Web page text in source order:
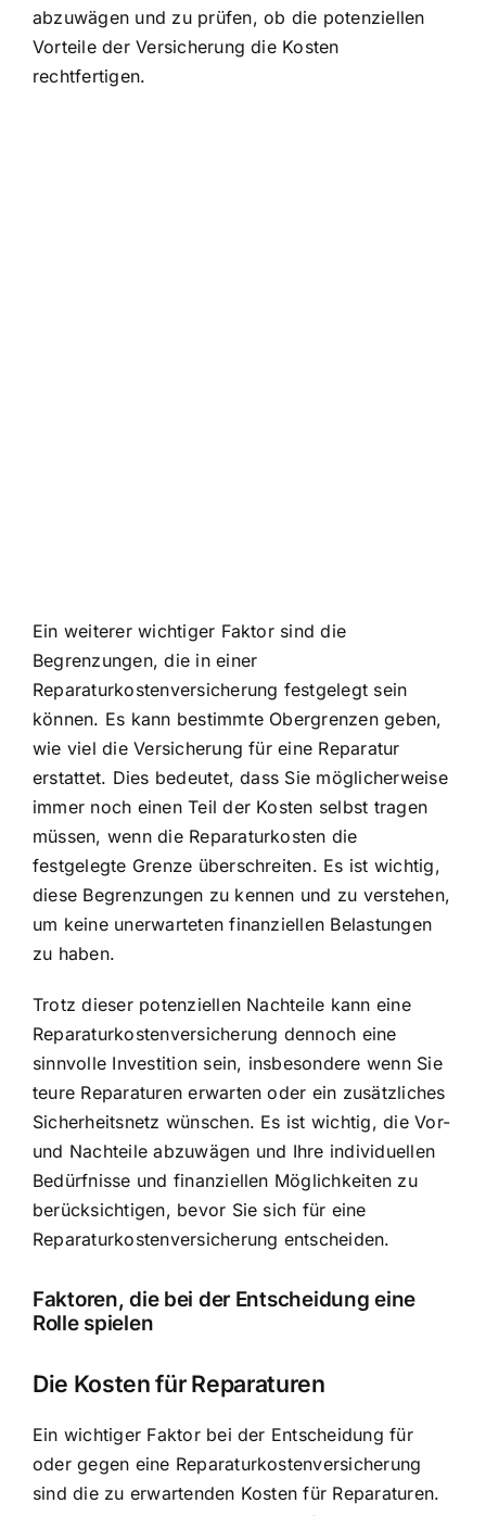
abzuwägen und zu prüfen, ob die potenziellen
Vorteile der Versicherung die Kosten
rechtfertigen.
Ein weiterer wichtiger Faktor sind die
Begrenzungen, die in einer
Reparaturkostenversicherung festgelegt sein
können. Es kann bestimmte Obergrenzen geben,
wie viel die Versicherung für eine Reparatur
erstattet. Dies bedeutet, dass Sie möglicherweise
immer noch einen Teil der Kosten selbst tragen
müssen, wenn die Reparaturkosten die
festgelegte Grenze überschreiten. Es ist wichtig,
diese Begrenzungen zu kennen und zu verstehen,
um keine unerwarteten finanziellen Belastungen
zu haben.
Trotz dieser potenziellen Nachteile kann eine
Reparaturkostenversicherung dennoch eine
sinnvolle Investition sein, insbesondere wenn Sie
teure Reparaturen erwarten oder ein zusätzliches
Sicherheitsnetz wünschen. Es ist wichtig, die Vor-
und Nachteile abzuwägen und Ihre individuellen
Bedürfnisse und finanziellen Möglichkeiten zu
berücksichtigen, bevor Sie sich für eine
Reparaturkostenversicherung entscheiden.
Faktoren, die bei der Entscheidung eine
Rolle spielen
Die Kosten für Reparaturen
Ein wichtiger Faktor bei der Entscheidung für
oder gegen eine Reparaturkostenversicherung
sind die zu erwartenden Kosten für Reparaturen.